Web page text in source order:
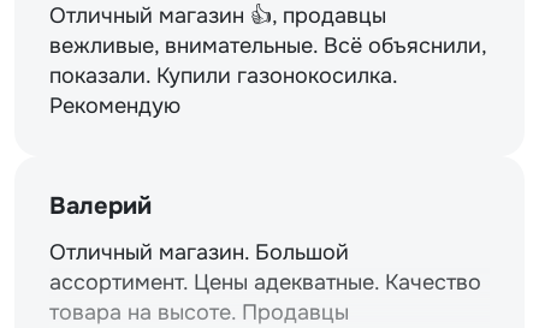
Отличный магазин 👍, продавцы
вежливые, внимательные. Всё объяснили,
показали. Купили газонокосилка.
Рекомендую
Валерий
Отличный магазин. Большой
ассортимент. Цены адекватные. Качество
товара на высоте. Продавцы